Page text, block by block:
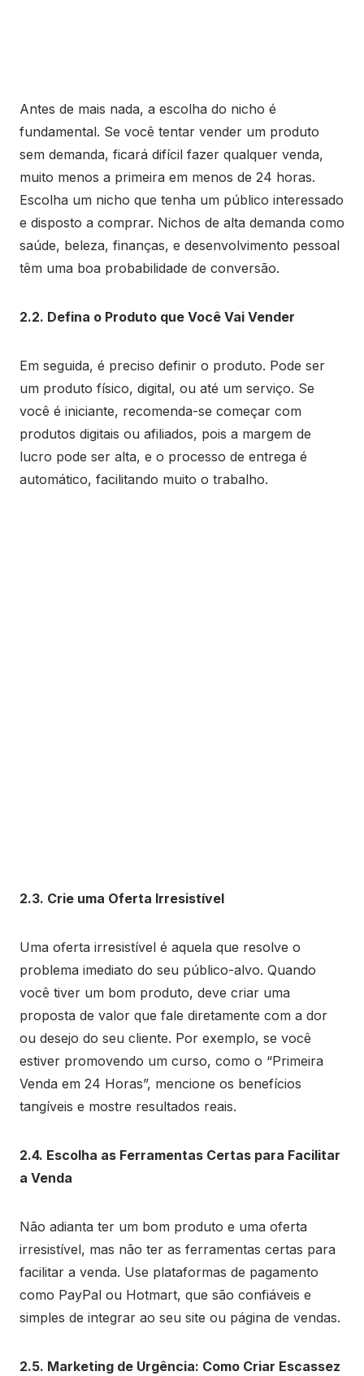
Antes de mais nada, a escolha do nicho é
fundamental. Se você tentar vender um produto
sem demanda, ficará difícil fazer qualquer venda,
muito menos a primeira em menos de 24 horas.
Escolha um nicho que tenha um público interessado
e disposto a comprar. Nichos de alta demanda como
saúde, beleza, finanças, e desenvolvimento pessoal
têm uma boa probabilidade de conversão.
2.2. Defina o Produto que Você Vai Vender
Em seguida, é preciso definir o produto. Pode ser
um produto físico, digital, ou até um serviço. Se
você é iniciante, recomenda-se começar com
produtos digitais ou afiliados, pois a margem de
lucro pode ser alta, e o processo de entrega é
automático, facilitando muito o trabalho.
2.3. Crie uma Oferta Irresistível
Uma oferta irresistível é aquela que resolve o
problema imediato do seu público-alvo. Quando
você tiver um bom produto, deve criar uma
proposta de valor que fale diretamente com a dor
ou desejo do seu cliente. Por exemplo, se você
estiver promovendo um curso, como o “Primeira
Venda em 24 Horas”, mencione os benefícios
tangíveis e mostre resultados reais.
2.4. Escolha as Ferramentas Certas para Facilitar
a Venda
Não adianta ter um bom produto e uma oferta
irresistível, mas não ter as ferramentas certas para
facilitar a venda. Use plataformas de pagamento
como PayPal ou Hotmart, que são confiáveis e
simples de integrar ao seu site ou página de vendas.
2.5. Marketing de Urgência: Como Criar Escassez